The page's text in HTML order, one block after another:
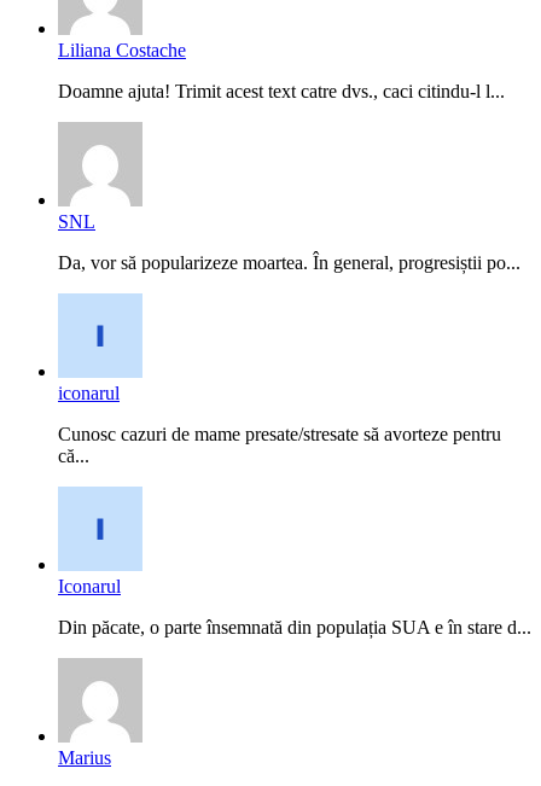
Liliana Costache
Doamne ajuta! Trimit acest text catre dvs., caci citindu-l l...
SNL
Da, vor să popularizeze moartea. În general, progresiștii po...
iconarul
Cunosc cazuri de mame presate/stresate să avorteze pentru
că...
Iconarul
Din păcate, o parte însemnată din populația SUA e în stare d...
Marius